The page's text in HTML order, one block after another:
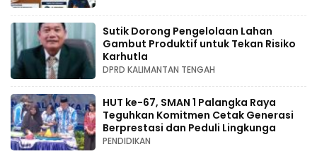
Sutik Dorong Pengelolaan Lahan
Gambut Produktif untuk Tekan Risiko
Karhutla
DPRD KALIMANTAN TENGAH
HUT ke-67, SMAN 1 Palangka Raya
Teguhkan Komitmen Cetak Generasi
Berprestasi dan Peduli Lingkunga
PENDIDIKAN